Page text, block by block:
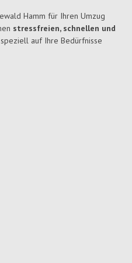
Hamm für Ihren Umzug
stressfreien, schnellen und
auf Ihre Bedürfnisse